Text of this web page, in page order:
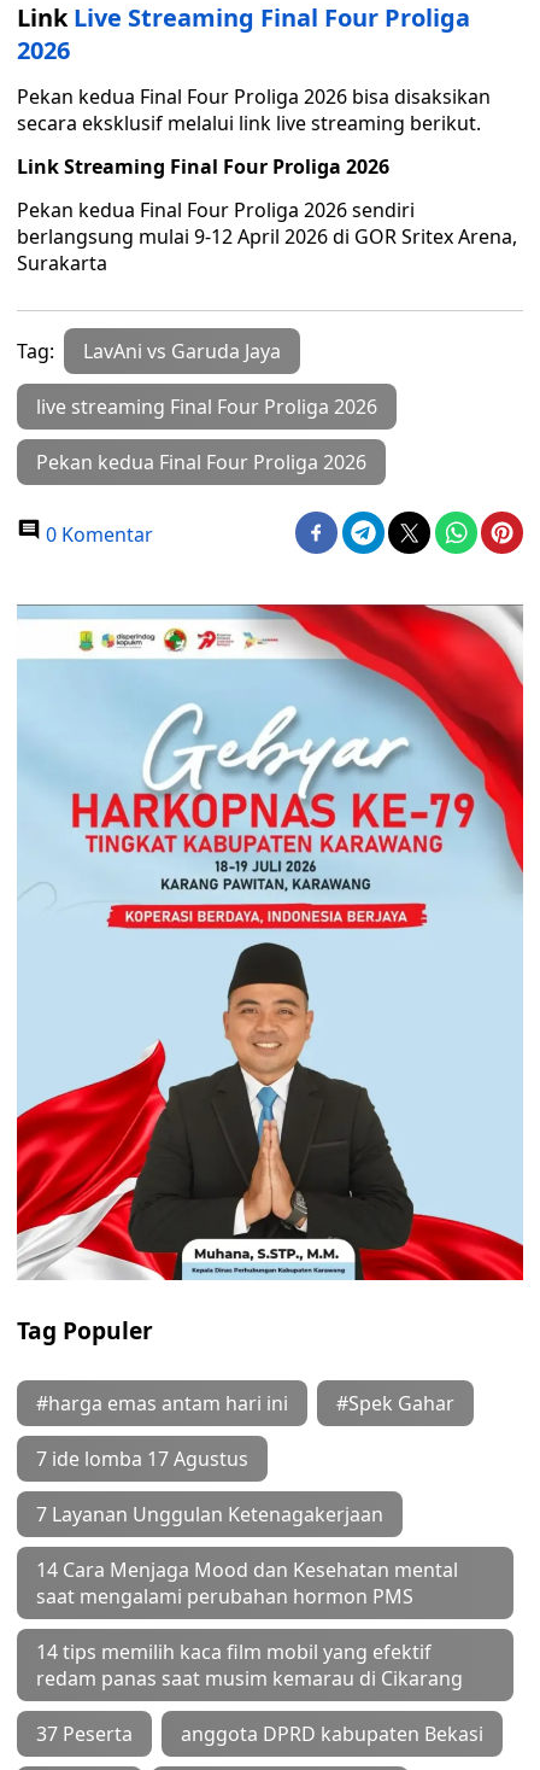
LinkLive Streaming Final Four Proliga
2026
Pekan kedua Final Four Proliga 2026 bisa disaksikan
secara eksklusif melalui link live streaming berikut.
Link Streaming Final Four Proliga 2026
Pekan kedua Final Four Proliga 2026 sendiri
berlangsung mulai 9-12 April 2026 di GOR Sritex Arena,
Surakarta
Tag: LavAni vs Garuda Jaya
live streaming Final Four Proliga 2026
Pekan kedua Final Four Proliga 2026
0 Komentar
Tag Populer
#harga emas antam hari ini #Spek Gahar
7 ide lomba 17 Agustus
7 Layanan Unggulan Ketenagakerjaan
14 Cara Menjaga Mood dan Kesehatan mental
saat mengalami perubahan hormon PMS
14 tips memilih kaca film mobil yang efektif
redam panas saat musim kemarau di Cikarang
37 Peserta anggota DPRD kabupaten Bekasi